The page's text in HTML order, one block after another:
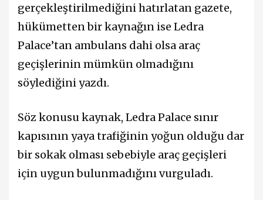
gerçekleştirilmediğini hatırlatan gazete,
hükümetten bir kaynağın ise Ledra
Palace’tan ambulans dahi olsa araç
geçişlerinin mümkün olmadığını
söylediğini yazdı.
Söz konusu kaynak, Ledra Palace sınır
kapısının yaya trafiğinin yoğun olduğu dar
bir sokak olması sebebiyle araç geçişleri
için uygun bulunmadığını vurguladı.